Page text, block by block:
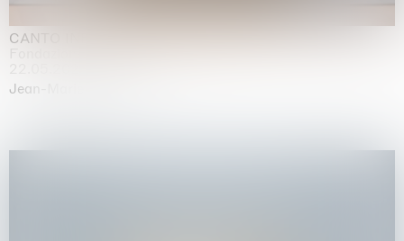
CANTO INFINITO
Jean-Marie Appriou